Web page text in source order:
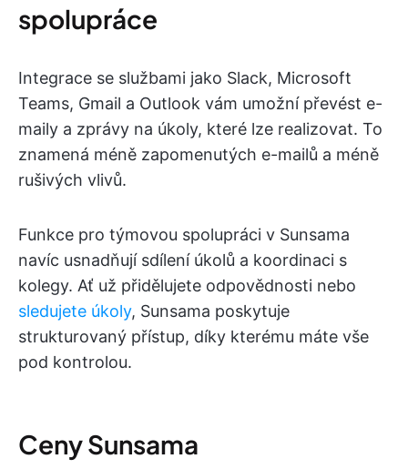
spolupráce
Integrace se službami jako Slack, Microsoft
Teams, Gmail a Outlook vám umožní převést e-
maily a zprávy na úkoly, které lze realizovat. To
znamená méně zapomenutých e-mailů a méně
rušivých vlivů.
Funkce pro týmovou spolupráci v Sunsama
navíc usnadňují sdílení úkolů a koordinaci s
kolegy. Ať už přidělujete odpovědnosti nebo
sledujete úkoly, Sunsama poskytuje
strukturovaný přístup, díky kterému máte vše
pod kontrolou.
Ceny Sunsama